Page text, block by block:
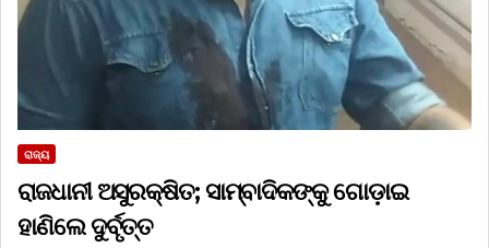
ରାଜ୍ୟ
ରାଜଧାନୀ ଅସୁରକ୍ଷିତ; ସାମ୍ବାଦିକଙ୍କୁ ଗୋଡ଼ାଇ
ହାଣିଲେ ଦୁର୍ବୃତ୍ତ